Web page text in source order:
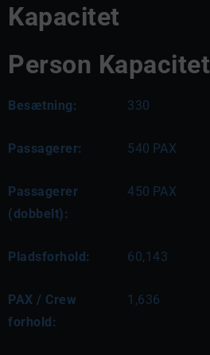
Kapacitet
Person Kapacitet
Besætning: 330
Passagerer: 540 PAX
Passagerer
(dobbelt):
450 PAX
Pladsforhold: 60,143
PAX / Crew
forhold:
1,636